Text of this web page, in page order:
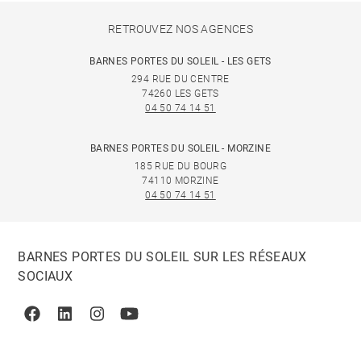
RETROUVEZ NOS AGENCES
BARNES PORTES DU SOLEIL - LES GETS
294 RUE DU CENTRE
74260 LES GETS
04 50 74 14 51
BARNES PORTES DU SOLEIL - MORZINE
185 RUE DU BOURG
74110 MORZINE
04 50 74 14 51
BARNES PORTES DU SOLEIL SUR LES RÉSEAUX
SOCIAUX
FacebookLinkedinInstagramYoutube